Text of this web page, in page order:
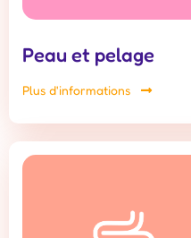
Peau et pelage
Plus d'informations